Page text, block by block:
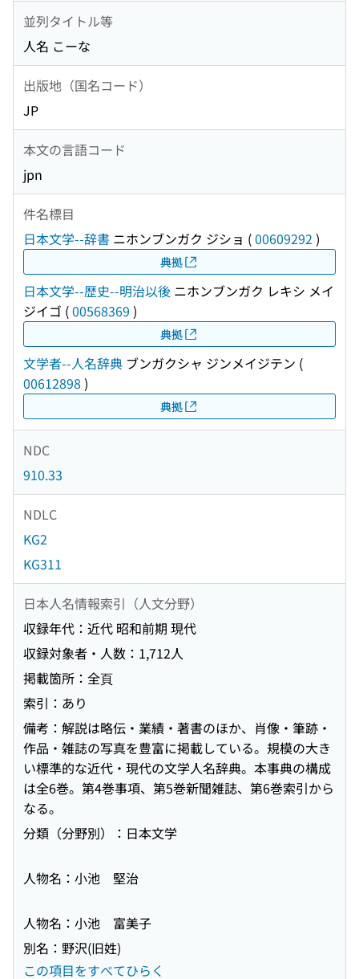
並列タイトル等
人名 こーな
出版地（国名コード）
JP
本文の言語コード
jpn
件名標目
日本文学--辞書 ニホンブンガク ジショ (00609292 )
典拠
日本文学--歴史--明治以後 ニホンブンガク レキシ メイ
ジイゴ (00568369 )
典拠
文学者--人名辞典 ブンガクシャ ジンメイジテン (
00612898 )
典拠
NDC
910.33
NDLC
KG2
KG311
日本人名情報索引（人文分野）
収録年代：近代 昭和前期 現代
収録対象者・人数：1,712人
掲載箇所：全頁
索引：あり
備考：解説は略伝・業績・著書のほか、肖像・筆跡・
作品・雑誌の写真を豊富に掲載している。規模の大き
い標準的な近代・現代の文学人名辞典。本事典の構成
は全6巻。第4巻事項、第5巻新聞雑誌、第6巻索引から
なる。
分類（分野別）：日本文学
人物名：小池 堅治
人物名：小池 富美子
別名：野沢(旧姓)
この項目をすべてひらく